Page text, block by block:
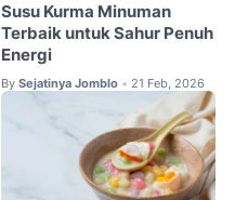
Susu Kurma Minuman
Terbaik untuk Sahur Penuh
Energi
By Sejatinya Jomblo • 21 Feb, 2026